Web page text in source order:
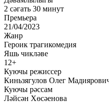
2 сәгать 30 минут
Премьера
21/04/2023
Жанр
Героик трагикомедия
Яшь чикләве
12+
Куючы режиссер
Киньзягулов Олег
Куючы рәссам
Ләйсән Хөсәенова